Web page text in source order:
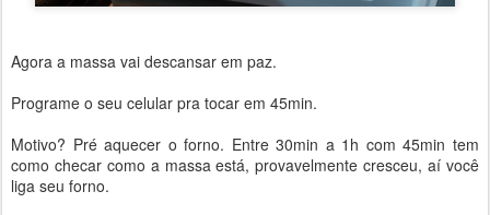
Agora a massa vai descansar em paz.
Programe o seu celular pra tocar em 45min.
Motivo? Pré aquecer o forno. Entre 30min a 1h com 45min tem
como checar como a massa está, provavelmente cresceu, aí você
liga seu forno.